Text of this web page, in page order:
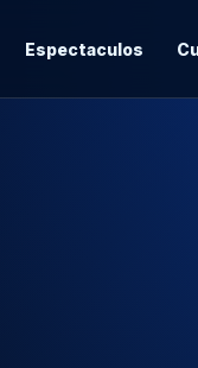
Espectaculos